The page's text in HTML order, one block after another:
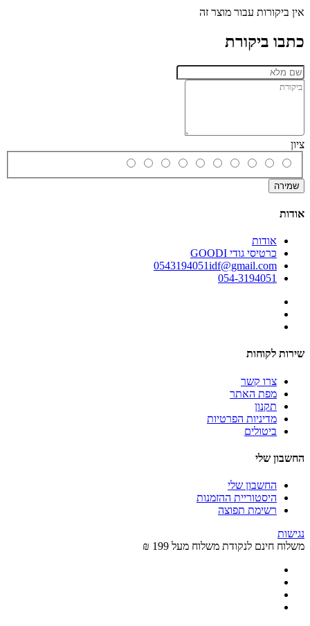
אין ביקורות עבור מוצר זה
כתבו ביקורת
ציון
שמירה
אודות
אודות
כרטיסי גודי GOODI
0543194051idf@gmail.com
054-3194051
שירות לקוחות
צרו קשר
מפת האתר
תקנון
מדיניות הפרטיות
ביטולים
החשבון שלי
החשבון שלי
היסטוריית ההזמנות
רשימת תפוצה
נגישות
משלוח חינם לנקודת משלוח מעל 199 ₪